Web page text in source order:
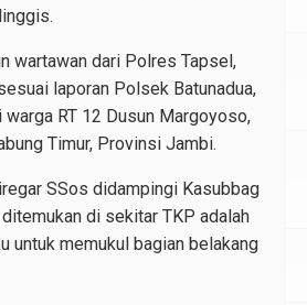
wartawan dari Polres Tapsel,
laporan Polsek Batunadua,
RT 12 Dusun Margoyoso,
Timur, Provinsi Jambi.
SSos didampingi Kasubbag
di sekitar TKP adalah
untuk memukul bagian belakang